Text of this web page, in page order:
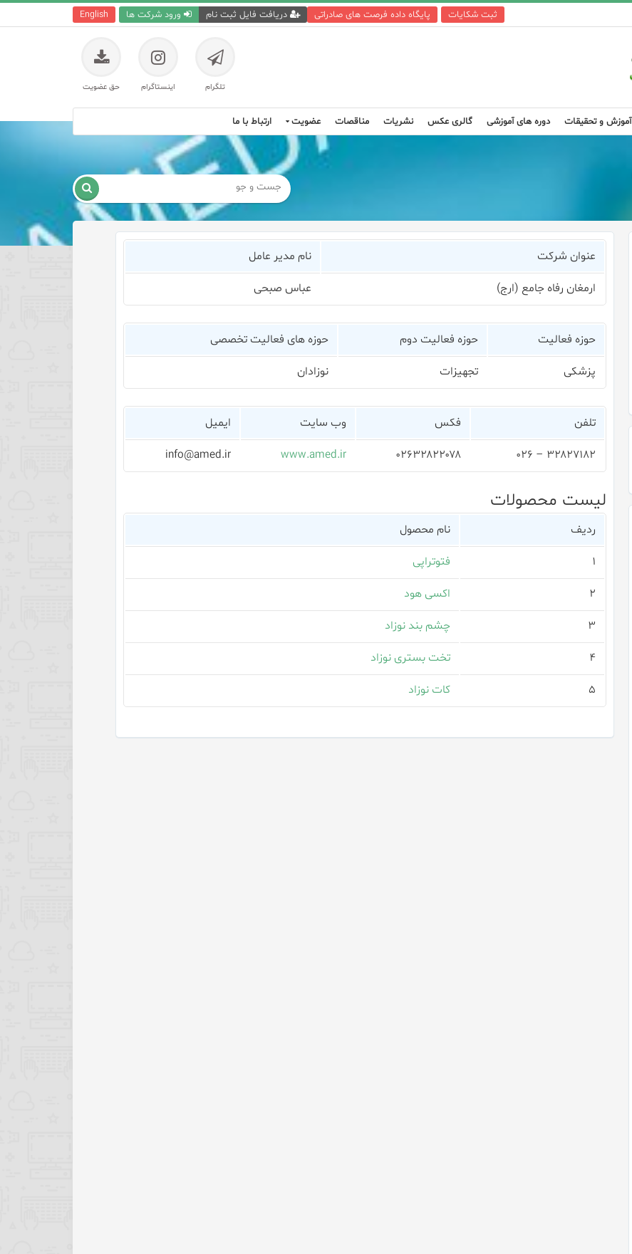
English ورود شرکت ها دریافت فایل ثبت نام پایگاه داده فرصت های صادراتی ثبت شکایات
تلگرام اینستاگرام حق عضویت
آموزش و تحقیقات دوره های آموزشی گالری عکس نشریات مناقصات عضویت ارتباط با ما

عنوان شرکت نام مدیر عامل
ارمغان رفاه جامع (ارج) عباس صبحی
حوزه فعالیت حوزه فعالیت دوم حوزه های فعالیت تخصصی
پزشکی تجهیزات نوزادان
تلفن فکس وب سایت ایمیل
۳۲۸۲۷۱۸۲ – ۰۲۶ ۰۲۶۳۲۸۲۲۰۷۸ www.amed.ir
info@amed.ir
لیست محصولات
ردیف نام محصول
۱ فتوتراپی
۲ اکسی هود
۳ چشم بند نوزاد
۴ تخت بستری نوزاد
۵ کات نوزاد